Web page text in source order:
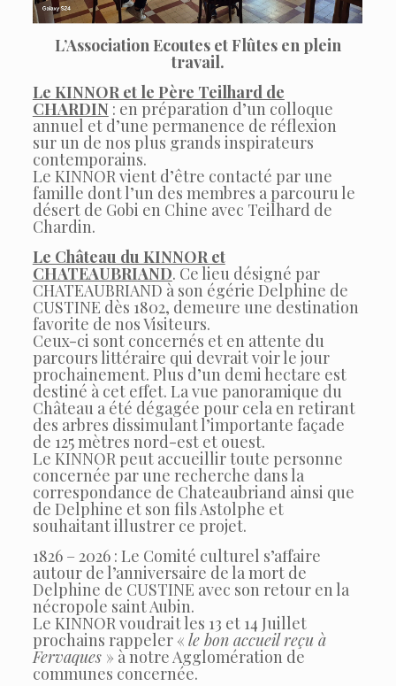
L’Association Ecoutes et Flûtes en plein
travail.
Le KINNOR et le Père Teilhard de
CHARDIN : en préparation d’un colloque
annuel et d’une permanence de réflexion
sur un de nos plus grands inspirateurs
contemporains.
Le KINNOR vient d’être contacté par une
famille dont l’un des membres a parcouru le
désert de Gobi en Chine avec Teilhard de
Chardin.
Le Château du KINNOR et
CHATEAUBRIAND. Ce lieu désigné par
CHATEAUBRIAND à son égérie Delphine de
CUSTINE dès 1802, demeure une destination
favorite de nos Visiteurs.
Ceux-ci sont concernés et en attente du
parcours littéraire qui devrait voir le jour
prochainement. Plus d’un demi hectare est
destiné à cet effet. La vue panoramique du
Château a été dégagée pour cela en retirant
des arbres dissimulant l’importante façade
de 125 mètres nord-est et ouest.
Le KINNOR peut accueillir toute personne
concernée par une recherche dans la
correspondance de Chateaubriand ainsi que
de Delphine et son fils Astolphe et
souhaitant illustrer ce projet.
1826 – 2026 : Le Comité culturel s’affaire
autour de l’anniversaire de la mort de
Delphine de CUSTINE avec son retour en la
nécropole saint Aubin.
Le KINNOR voudrait les 13 et 14 Juillet
prochains rappeler « le bon accueil reçu à
Fervaques » à notre Agglomération de
communes concernée.